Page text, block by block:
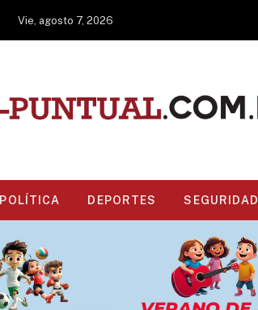
Vie, agosto 7, 2026
POLÍTICA DEPORTES SEGURIDAD